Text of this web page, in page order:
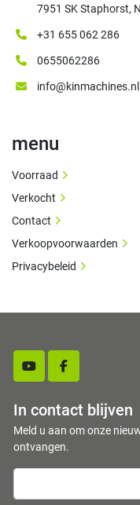
youtubefacebook
In contact blijven
Meld u aan om onze
ontvangen.
7951 SK Staphorst,
+31 655 062 286
0655062286
info@kinmachines.nl
menu
Voorraad
Verkocht
Contact
Verkoopvoorwaarden
Privacybeleid